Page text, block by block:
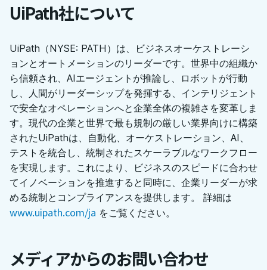
UiPath社について
UiPath（NYSE: PATH）は、ビジネスオーケストレーシ
ョンとオートメーションのリーダーです。世界中の組織か
ら信頼され、AIエージェントが推論し、ロボットが行動
し、人間がリーダーシップを発揮する、インテリジェント
で安全なオペレーションへと企業全体の複雑さを変革しま
す。現代の企業と世界で最も規制の厳しい業界向けに構築
されたUiPathは、自動化、オーケストレーション、AI、
テストを統合し、統制されたスケーラブルなワークフロー
を実現します。これにより、ビジネスのスピードに合わせ
てイノベーションを推進すると同時に、企業リーダーが求
める統制とコンプライアンスを提供します。 詳細は
www.uipath.com/ja をご覧ください。
メディアからのお問い合わせ